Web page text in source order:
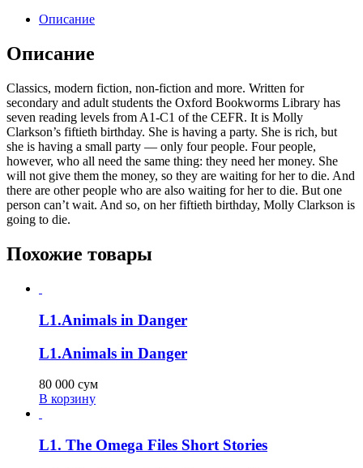
Описание
Описание
Classics, modern fiction, non-fiction and more. Written for
secondary and adult students the Oxford Bookworms Library has
seven reading levels from A1-C1 of the CEFR. It is Molly
Clarkson’s fiftieth birthday. She is having a party. She is rich, but
she is having a small party — only four people. Four people,
however, who all need the same thing: they need her money. She
will not give them the money, so they are waiting for her to die. And
there are other people who are also waiting for her to die. But one
person can’t wait. And so, on her fiftieth birthday, Molly Clarkson is
going to die.
Похожие товары
L1.Animals in Danger
L1.Animals in Danger
80 000 сум
В корзину
L1. The Omega Files Short Stories